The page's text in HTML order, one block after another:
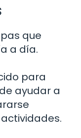
que
a día.
para
ayudar a